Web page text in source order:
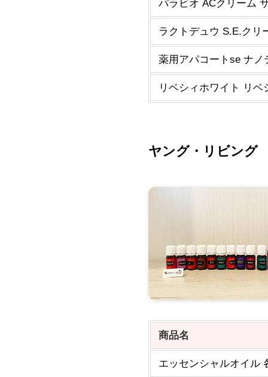
パラビオ ACクリーム
ラクトデュウ S.E.クリ
薬用アパコートse ナノ
リベシィホワイト リ
ヤング・リビング
商品名
エッセンシャルオイル